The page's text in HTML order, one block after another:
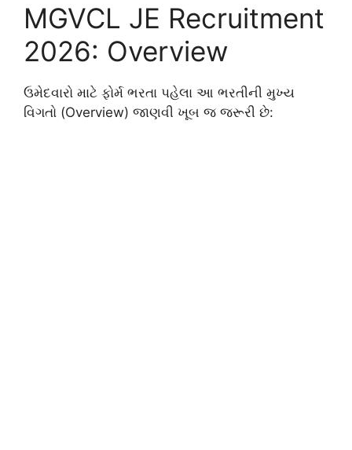
MGVCL JE Recruitment
2026: Overview
ઉમેદવારો માટે ફોર્મ ભરતા પહેલા આ ભરતીની મુખ્ય
વિગતો (Overview) જાણવી ખૂબ જ જરૂરી છે: